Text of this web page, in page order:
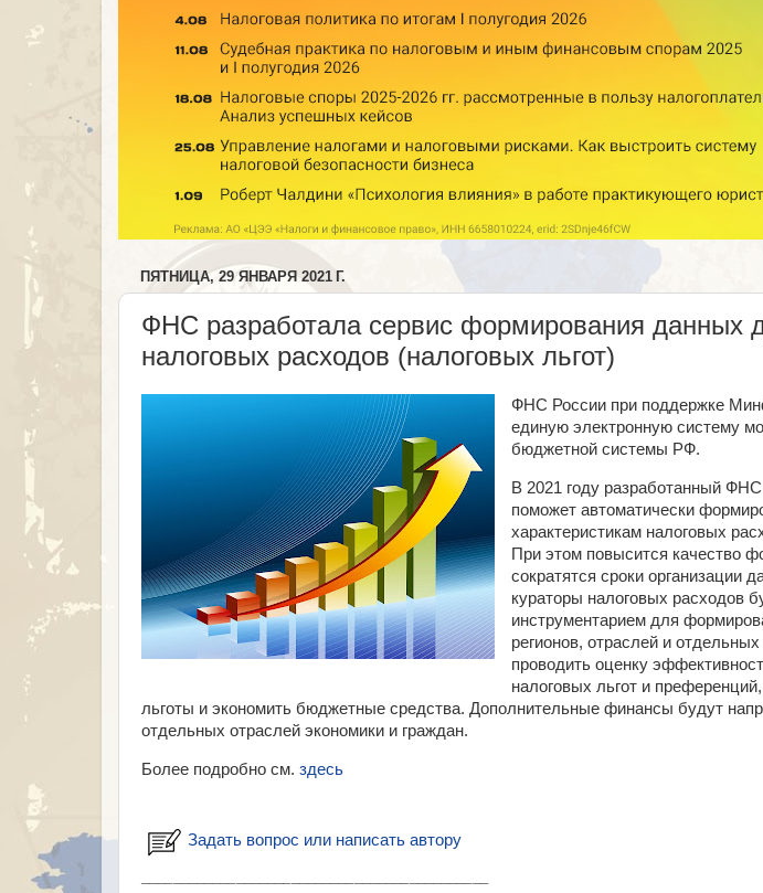
ПЯТНИЦА, 29 ЯНВАРЯ 2021 Г.
ФНС разработала сервис формирования данных
налоговых расходов (налоговых льгот)
ФНС России при поддержке
единую электронную систему
бюджетной системы РФ.
В 2021 году разработанный ФНС
поможет автоматически
характеристикам налоговых
При этом повысится качество
сократятся сроки организации
кураторы налоговых расходов
инструментарием для
регионов, отраслей и
проводить оценку
налоговых льгот и
льготы и экономить бюджетные средства. Дополнительные финансы будут
отдельных отраслей экономики и граждан.
Более подробно см. здесь
Задать вопрос или написать автору